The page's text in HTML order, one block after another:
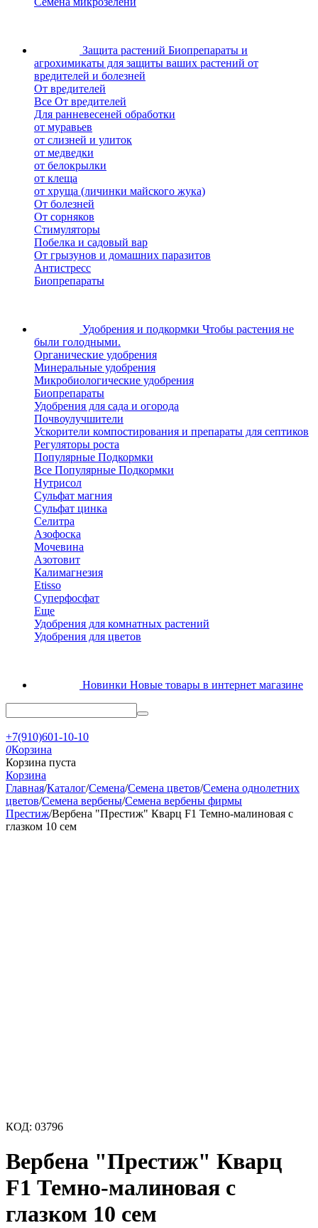
Защита растений Биопрепараты и
агрохимикаты для защиты ваших растений от
вредителей и болезней
От вредителей
Все От вредителей
Для ранневесеней обработки
от муравьев
от слизней и улиток
от медведки
от белокрылки
от клеща
от хруща (личинки майского жука)
От болезней
От сорняков
Стимуляторы
Побелка и садовый вар
От грызунов и домашних паразитов
Антистресс
Биопрепараты
Удобрения и подкормки Чтобы растения не
были голодными.
Органические удобрения
Минеральные удобрения
Микробиологические удобрения
Биопрепараты
Удобрения для сада и огорода
Почвоулучшители
Ускорители компостирования и препараты для септиков
Регуляторы роста
Популярные Подкормки
Все Популярные Подкормки
Нутрисол
Сульфат магния
Сульфат цинка
Селитра
Азофоска
Мочевина
Азотовит
Калимагнезия
Etisso
Суперфосфат
Еще
Удобрения для комнатных растений
Удобрения для цветов
Новинки Новые товары в интернет магазине
+7(910)601-10-10
0Корзина
Корзина пуста
Корзина
Главная/Каталог/Семена/Семена цветов/Семена однолетних
цветов/Семена вербены/Семена вербены фирмы
Престиж/Вербена "Престиж" Кварц F1 Темно-малиновая с
глазком 10 сем
КОД: 03796
Вербена "Престиж" Кварц
F1 Темно-малиновая с
глазком 10 сем